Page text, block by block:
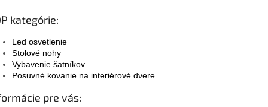
kategórie:
Led osvetlenie
Stolové nohy
Vybavenie šatníkov
Posuvné kovanie na interiérové dvere
pre vás: